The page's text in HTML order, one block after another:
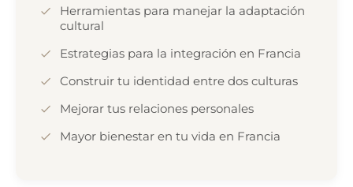
Herramientas para manejar la adaptación
cultural
Estrategias para la integración en Francia
Construir tu identidad entre dos culturas
Mejorar tus relaciones personales
Mayor bienestar en tu vida en Francia